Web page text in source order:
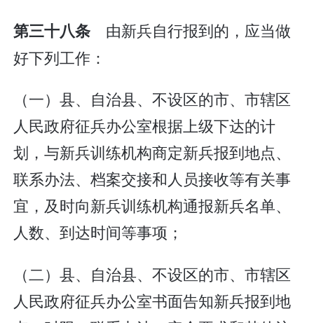
第三十八条 由新兵自行报到的，应当做
好下列工作：
（一）县、自治县、不设区的市、市辖区
人民政府征兵办公室根据上级下达的计
划，与新兵训练机构商定新兵报到地点、
联系办法、档案交接和人员接收等有关事
宜，及时向新兵训练机构通报新兵名单、
人数、到达时间等事项；
（二）县、自治县、不设区的市、市辖区
人民政府征兵办公室书面告知新兵报到地